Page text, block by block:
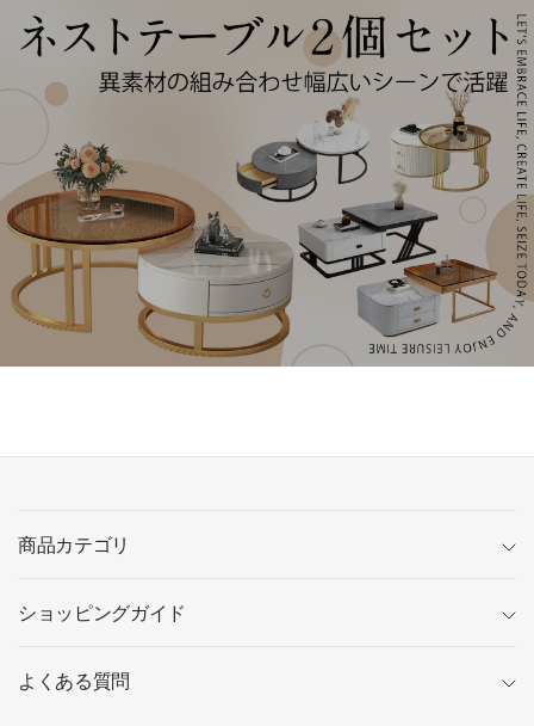
商品カテゴリ
ショッピングガイド
よくある質問